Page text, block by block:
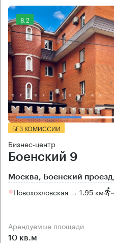
8.2
БЕЗ КОМИССИИ
Бизнес-центр
Боенский 9
Москва, Боенский
Новохохловская → 1.95 км ~
Арендуемые площади
10 кв.м